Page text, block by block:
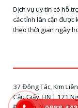
Dịch vụ uy tín có hỗ
các tỉnh lân cận
theo thời gian ngày
37 Đông Tác, Kim
Cầu Giấy, HN | 171